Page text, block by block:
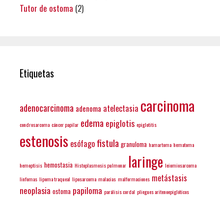
Tutor de ostoma (2)
Etiquetas
adenocarcinoma adenoma atelectasia carcinoma
condrosarcoma cáncer papilar edema epiglotis epiglotitis
estenosis esófagofistula granuloma hamartoma hematoma
hemoptisis hemostasia Histoplasmosis pulmonar laringe leiomiosarcoma
linfomas lipoma traqueal liposarcoma malacias malformaciones metástasis
neoplasia ostoma papiloma parálisis cordal pliegues aritenoepiglóticos